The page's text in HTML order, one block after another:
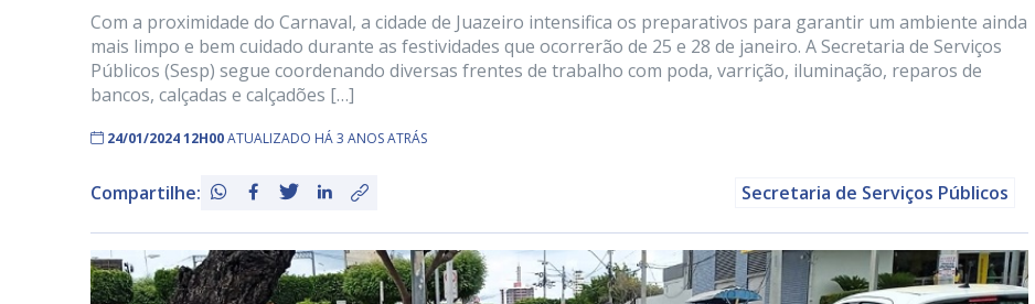
Com a proximidade do Carnaval, a cidade de Juazeiro intensifica os preparativos para garantir um ambiente ainda
mais limpo e bem cuidado durante as festividades que ocorrerão de 25 e 28 de janeiro. A Secretaria de Serviços
Públicos (Sesp) segue coordenando diversas frentes de trabalho com poda, varrição, iluminação, reparos de
bancos, calçadas e calçadões […]
24/01/2024 12H00ATUALIZADO HÁ 3 ANOS ATRÁS
Compartilhe: Secretaria de Serviços Públicos